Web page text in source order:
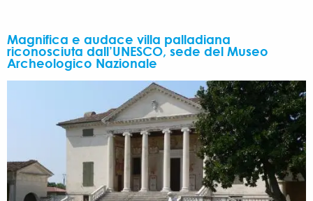
Magnifica e audace villa palladiana
riconosciuta dall’UNESCO, sede del Museo
Archeologico Nazionale